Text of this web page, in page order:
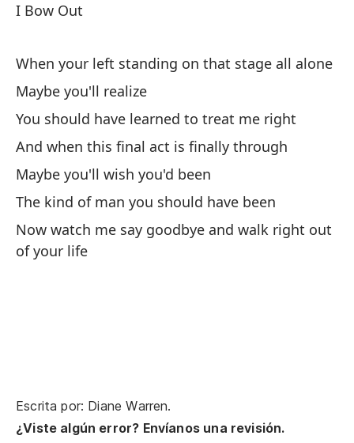
I Bow Out
When your left standing on that stage all alone
Maybe you'll realize
You should have learned to treat me right
And when this final act is finally through
Maybe you'll wish you'd been
The kind of man you should have been
Now watch me say goodbye and walk right out
of your life
Escrita por: Diane Warren.
¿Viste algún error? Envíanos una revisión.